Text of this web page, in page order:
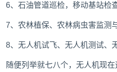
6、石油管道巡检，移动基站检查
7、农林植保、农林病虫害监测
8、无人机试飞、无人机测试、
随便列举就七八个，无人机现